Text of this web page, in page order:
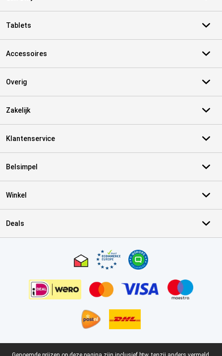
Tablets
Accessoires
Overig
Zakelijk
Klantenservice
Belsimpel
Winkel
Deals